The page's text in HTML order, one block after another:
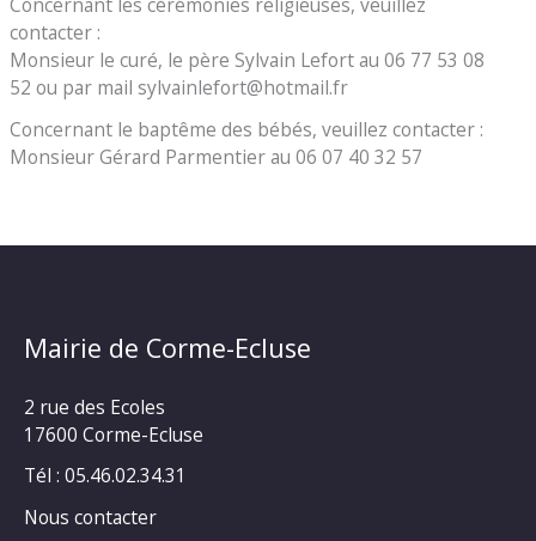
contacter :
Monsieur le curé, le père Sylvain Lefort au 06 77 53 08
52 ou par mail sylvainlefort@hotmail.fr
Concernant le baptême des bébés, veuillez contacter :
Monsieur Gérard Parmentier au 06 07 40 32 57
Mairie de Corme-Ecluse
2 rue des Ecoles
17600 Corme-Ecluse
Tél : 05.46.02.34.31
Nous contacter